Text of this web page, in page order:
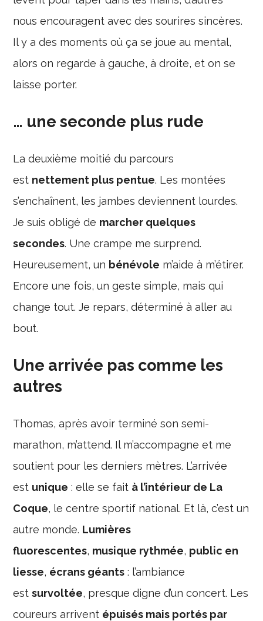
nous encouragent avec des sourires sincères.
Il y a des moments où ça se joue au mental,
alors on regarde à gauche, à droite, et on se
laisse porter.
… une seconde plus rude
La deuxième moitié du parcours
est nettement plus pentue. Les montées
s’enchaînent, les jambes deviennent lourdes.
Je suis obligé de marcher quelques
secondes. Une crampe me surprend.
Heureusement, un bénévole m’aide à m’étirer.
Encore une fois, un geste simple, mais qui
change tout. Je repars, déterminé à aller au
bout.
Une arrivée pas comme les
autres
Thomas, après avoir terminé son semi-
marathon, m’attend. Il m’accompagne et me
soutient pour les derniers mètres. L’arrivée
est unique : elle se fait à l’intérieur de La
Coque, le centre sportif national. Et là, c’est un
autre monde. Lumières
fluorescentes, musique rythmée, public en
liesse, écrans géants : l’ambiance
estsurvoltée, presque digne d’un concert. Les
coureurs arrivent épuisés mais portés par